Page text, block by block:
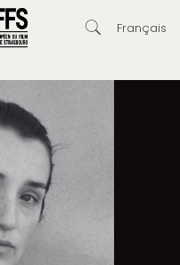
Français